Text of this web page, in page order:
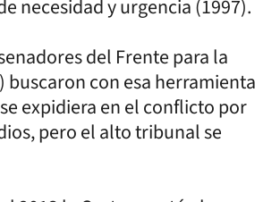
necesidad y urgencia (1997).
del Frente para la
buscaron con esa herramienta
expidiera en el conflicto por
pero el alto tribunal se